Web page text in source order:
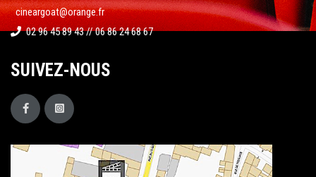
cineargoat@orange.fr
02 96 45 89 43 // 06 86 24 68 67
SUIVEZ-NOUS